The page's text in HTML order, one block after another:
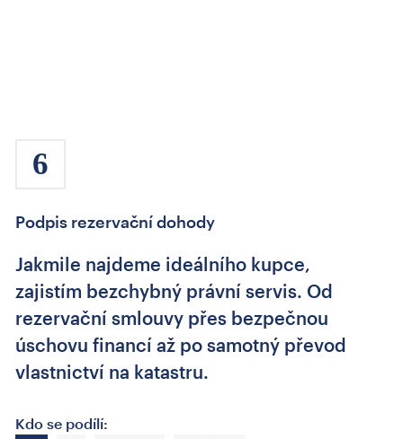
6
Podpis rezervační dohody
Jakmile najdeme ideálního kupce,
zajistím bezchybný právní servis. Od
rezervační smlouvy přes bezpečnou
úschovu financí až po samotný převod
vlastnictví na katastru.
Kdo se podílí: